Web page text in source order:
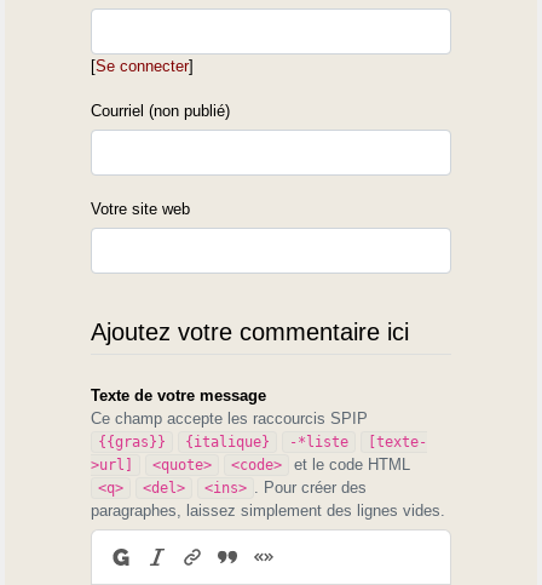
[Se connecter]
Courriel (non publié)
Votre site web
Ajoutez votre commentaire ici
Texte de votre message
Ce champ accepte les raccourcis SPIP
{{gras}} {italique} -*liste
[texte-
>url]
<quote> <code> et le code HTML
<q> <del> <ins>
. Pour créer des
paragraphes, laissez simplement des lignes vides.